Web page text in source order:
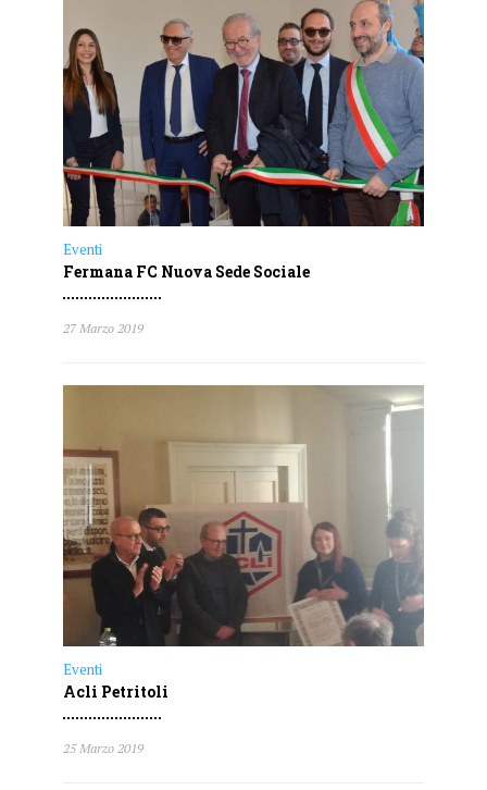
Eventi
Fermana FC Nuova Sede Sociale
27 Marzo 2019
Eventi
Acli Petritoli
25 Marzo 2019